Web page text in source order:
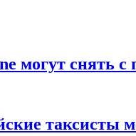
могут снять
таксисты